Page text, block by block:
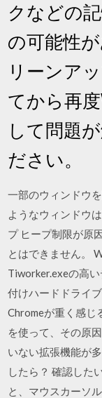
クなどの
の可能性
リーンア
てから再
して問題
ださい。
一部のウィンドウ
ようなウィンドウ
プ ヒープ制限が原
とはできません。
Tiworker.exeの高
付けハードドライ
Chromeが重く感じ
を使って、その原
いない拡張機能が
したら？ 確認した
と、マウスカーソ